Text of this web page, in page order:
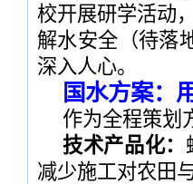
校开展研学活动
解水安全（待落
深入人心。
国水方案：
作为全程策划
技术产品化：
减少施工对农田